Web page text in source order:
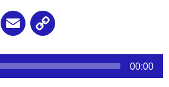
WhatsApp
Email
00:00